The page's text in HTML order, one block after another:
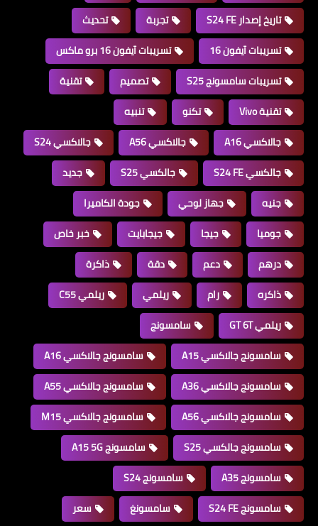
تاريخ إصدار S24 FE
تجربة
تحديث
تسريبات آيفون 16
تسريبات آيفون 16 برو ماكس
تسريبات سامسونج S25
تصميم
تقنية
تقنية Vivo
تكنو
تنبيه
جالاكسي A16
جالاكسي A56
جالاكسي S24
جالكسي S24 FE
جالكسي S25
جديد
جنيه
جهاز لوحي
جودة الكاميرا
جوميا
جيجا جيجابايت
خبر خاص
درهم
دعم دقة
ذاكرة
ذاكره
رام ريلمي
ريلمي C55
ريلمي GT 6T
سامسونج
سامسونج جالاكسي A15
سامسونج جالاكسي A16
سامسونج جالاكسي A36
سامسونج جالاكسي A55
سامسونج جالاكسي A56
سامسونج جالاكسي M15
سامسونج جالكسي S25
سامسونج A15 5G
سامسونج A35
سامسونج S24
سامسونج S24 FE
سامسونغ
سعر